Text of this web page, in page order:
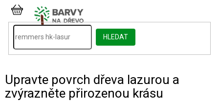
Přejít
obsah
HLEDAT
NÁKUPNÍ
KOŠÍK
Upravte povrch dřeva lazurou a
zvýrazněte přirozenou krásu